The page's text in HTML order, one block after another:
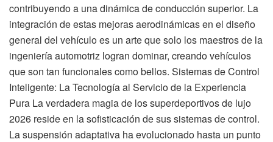
contribuyendo a una dinámica de conducción superior. La
integración de estas mejoras aerodinámicas en el diseño
general del vehículo es un arte que solo los maestros de la
ingeniería automotriz logran dominar, creando vehículos
que son tan funcionales como bellos. Sistemas de Control
Inteligente: La Tecnología al Servicio de la Experiencia
Pura La verdadera magia de los superdeportivos de lujo
2026 reside en la sofisticación de sus sistemas de control.
La suspensión adaptativa ha evolucionado hasta un punto